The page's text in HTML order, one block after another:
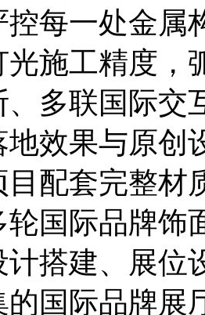
每一处金属
光施工精度，
、多联国际交
效果与原创
配套完整材
国际品牌饰
计搭建、展位
国际品牌展